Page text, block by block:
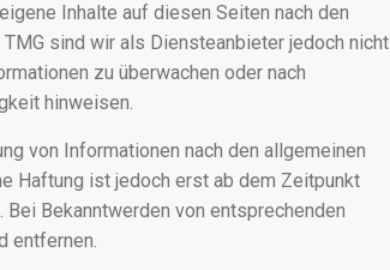
Inhalte auf diesen Seiten nach den
sind wir als Diensteanbieter jedoch nicht
zu überwachen oder nach
hinweisen.
von Informationen nach den allgemeinen
Haftung ist jedoch erst ab dem Zeitpunkt
Bekanntwerden von entsprechenden
entfernen.